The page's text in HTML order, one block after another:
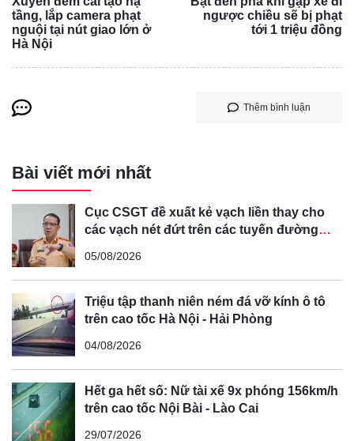
tầng, lắp camera phạt
nguội tại nút giao lớn ở
Hà Nội
ngược chiều sẽ bị phạt
tới 1 triệu đồng
Thêm bình luận
Bài viết mới nhất
Cục CSGT đề xuất kẻ vạch liền thay cho
các vạch nét đứt trên các tuyến đường
05/08/2026
Triệu tập thanh niên ném đá vỡ kính ô tô
trên cao tốc Hà Nội - Hải Phòng
04/08/2026
Hết ga hết số: Nữ tài xế 9x phóng 156km/h
trên cao tốc Nội Bài - Lào Cai
29/07/2026